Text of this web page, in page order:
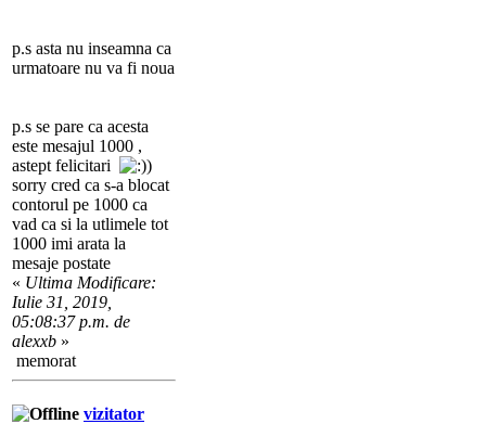
p.s asta nu inseamna ca
urmatoare nu va fi noua
p.s se pare ca acesta
este mesajul 1000 ,
astept felicitari
)
sorry cred ca s-a blocat
contorul pe 1000 ca
vad ca si la utlimele tot
1000 imi arata la
mesaje postate
« Ultima Modificare:
Iulie 31, 2019,
05:08:37 p.m. de
alexxb »
memorat
vizitator